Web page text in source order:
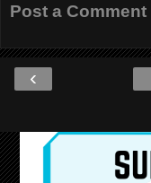
Post a Comment
‹